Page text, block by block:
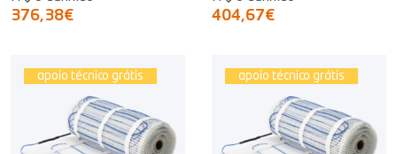
376,38€ 404,67€
apoio técnico grátis apoio técnico grátis